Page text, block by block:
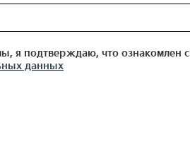
я подтверждаю, что ознакомлен с
данных